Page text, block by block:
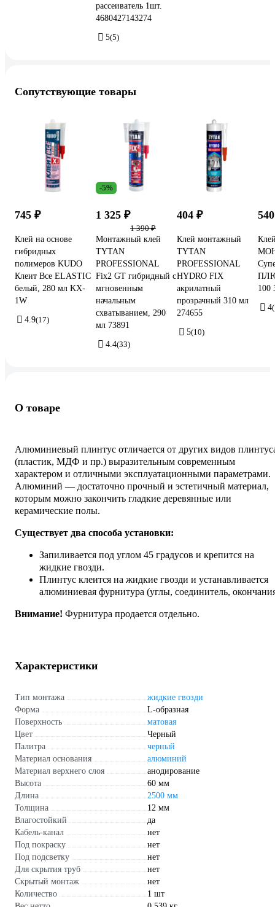
рассеиватель 1шт.
4680427143274
5(5)
Сопутствующие товары
745 ₽
Клей на основе
гибридных
полимеров KUDO
Клеит Все ELASTIС
белый, 280 мл KX-
1W
4.9(17)
-5%
1 325 ₽
1 390 ₽
Монтажный клей
TYTAN
PROFESSIONAL
Fix2 GT гибридный с
мгновенным
начальным
схватыванием, 290
мл 73891
4.4(33)
404 ₽
Клей монтажный
TYTAN
PROFESSIONAL
HYDRO FIX
акрилатный
прозрачный 310 мл
274655
5(10)
100
4
О товаре
Алюминиевый плинтус отличается от других видов
(пластик, МДФ и пр.) выразительным современным
характером и отличными эксплуатационными параметрами.
Алюминий — достаточно прочный и эстетичный материал,
которым можно закончить гладкие деревянные или
керамические полы.
Существует два способа установки:
Запиливается под углом 45 градусов и крепится на
жидкие гвозди.
Плинтус клеится на жидкие гвозди и устанавливается
алюминиевая фурнитура (углы, соединитель,
Внимание! Фурнитура продается отдельно.
Характеристики
Тип монтажа
жидкие гвозди
Форма
L-образная
Поверхность
матовая
Цвет
Черный
Палитра
черный
Материал основания
алюминий
Материал верхнего слоя
анодирование
Высота
60 мм
Длина
2500 мм
Толщина
12 мм
Влагостойкий
да
Кабель-канал
нет
Под покраску
нет
Под подсветку
нет
Для скрытия труб
нет
Скрытый монтаж
нет
Количество
1 шт